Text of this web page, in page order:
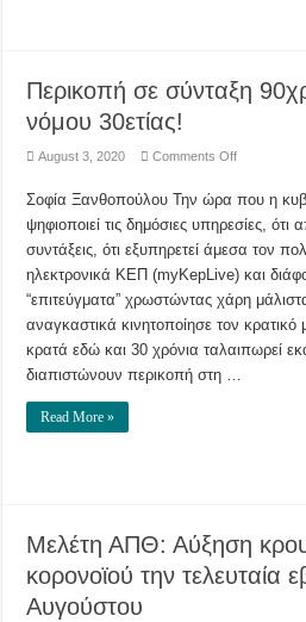
Περικοπή σε σύνταξη
νόμου 30ετίας!
August 3, 2020 Comments Offon
σύνταξη
90χρονης
εξαιτίας
νόμου
30ετίας!
Σοφία Ξανθοπούλου Την ώρα που η
ψηφιοποιεί τις δημόσιες υπηρεσίες, ότι
συντάξεις, ότι εξυπηρετεί άμεσα τον
ηλεκτρονικά ΚΕΠ (myKepLive) και
“επιτεύγματα” χρωστώντας χάρη
αναγκαστικά κινητοποίησε τον
κρατά εδώ και 30 χρόνια ταλαιπωρεί
διαπιστώνουν περικοπή στη …
Read More »
Μελέτη ΑΠΘ: Αύξηση
κορονοϊού την τελευταία
Αυγούστου